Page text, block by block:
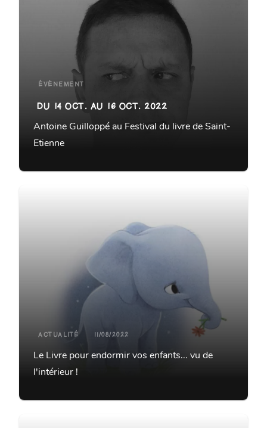
ÉVÈNEMENT
DU 14 OCT. AU 16 OCT. 2022
Antoine Guilloppé au Festival du livre de Saint-
Etienne
ACTUALITÉ 11/08/2022
Le Livre pour endormir vos enfants... vu de
l'intérieur !